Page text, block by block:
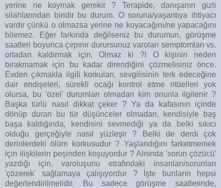
yerine ne koymak gerekir ? Terapide, danışanın gizli
silahlarından biridir bu durum. O soruna/yaşantıya ihtiyacı
vardır çünkü o olmazsa yerine ne koyacağını/ne yapacağını
bilemez. Eğer farkında değilseniz bu durumun, görüşme
saatleri boyunca çırpınır durursunuz varolan semptomları vs.
ortadan kaldırmak için. Olmaz ki ?! O kişinin neden
bırakmamak için bu kadar direndiğini çözmelisiniz önce.
Evden çıkmakla ilgili korkuları, sevgilisinin terk edeceğine
dair endişeleri, sürekli ocağı kontrol etme ritüelleri yok
olursa, bu 'özel' durumları olmadan kim onunla ilgilenir ?
Başka türlü nasıl dikkat çeker ? Ya da kafasının içinde
dönüp duran bu tür düşünceler olmadan, kendisiyle baş
başa kaldığında, kendisini sevmediği ya da belki sıkıcı
olduğu gerçeğiyle nasıl yüzleşir ? Belki de derdi çok
derinlerdeki ölüm korkusudur ? Yaşlandığını farketmemek
için ilişkilerin peşinden koşuyordur ? Alnında 'sorun çözücü'
yazdığı için, varoluşunu etrafındaki insanları/sorunları
'çözerek' sağlamaya çalışıyordur ? İşte bunların hepsi
değerlendirilmelidir. Bu sadece görüşme saatlerinde,